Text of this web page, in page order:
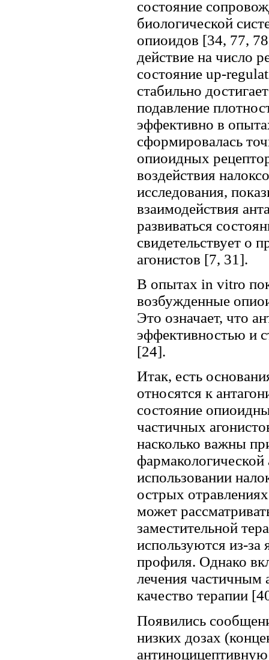
состояние
биологической
опиоидов [34, 77,
действие на число
состояние up-
стабильно
подавление
эффективно в
сформировалась
опиоидных
воздействия
исследования,
взаимодействия
развиваться
свидетельствует о
агонистов [7, 31].
В опытах in vitro
возбужденные
Это означает, что
эффективностью и
[24].
Итак, есть
относятся к
состояние
частичных
насколько важны
использовании
острых
может
заместительной
используются из-за
профиля. Однако
лечения частичным
качество терапии
Появились
низких дозах